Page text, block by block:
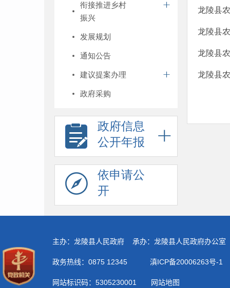
衔接推进乡村
振兴
发展规划
通知公告
建议提案办理
政府采购
政府信息
公开年报
依申请公
开
龙陵县
龙陵县
龙陵县
龙陵县